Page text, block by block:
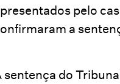
pelo
a
sentença do